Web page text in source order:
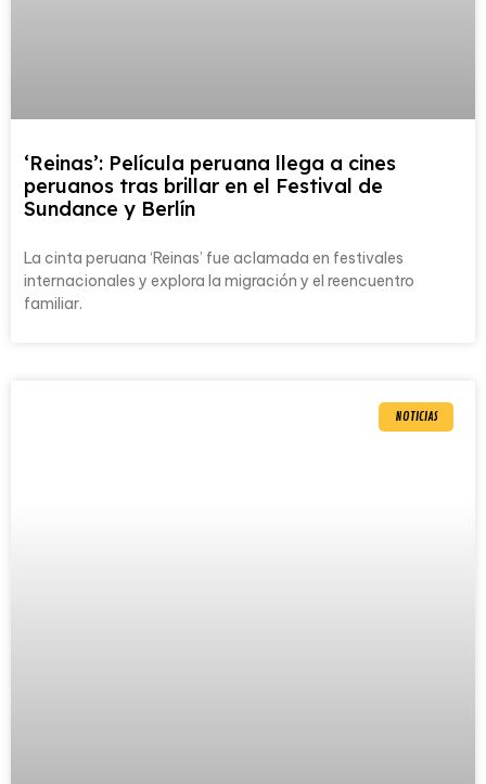
‘Reinas’: Película peruana llega a cines
peruanos tras brillar en el Festival de
Sundance y Berlín
La cinta peruana ‘Reinas’ fue aclamada en festivales
internacionales y explora la migración y el reencuentro
familiar.
NOTICIAS